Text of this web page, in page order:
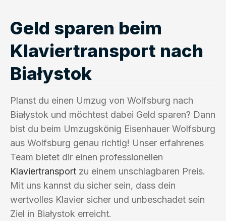
Geld sparen beim
Klaviertransport nach
Białystok
Planst du einen Umzug von Wolfsburg nach
Białystok und möchtest dabei Geld sparen? Dann
bist du beim Umzugskönig Eisenhauer Wolfsburg
aus Wolfsburg genau richtig! Unser erfahrenes
Team bietet dir einen professionellen
Klaviertransport zu einem unschlagbaren Preis.
Mit uns kannst du sicher sein, dass dein
wertvolles Klavier sicher und unbeschadet sein
Ziel in Białystok erreicht.